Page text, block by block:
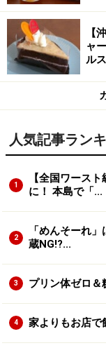
【
ャ
ル
人気記事ラン
1
【全国ワース
に！ 本島で「...
2
「めんそーれ
蔵NG!?...
3 プリン体ゼロ＆
4 家よりもお店で